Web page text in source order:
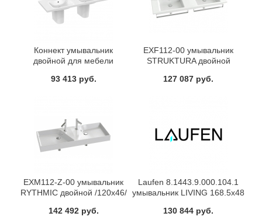
Коннект умывальник
двойной для мебели
E813601
93 413 руб.
EXF112-00 умывальник
STRUKTURA двойной
127 087 руб.
EXM112-Z-00 умывальник
RYTHMIC двойной /120х46/
142 492 руб.
Laufen 8.1443.9.000.104.1
умывальник LIVING 168.5х48
130 844 руб.